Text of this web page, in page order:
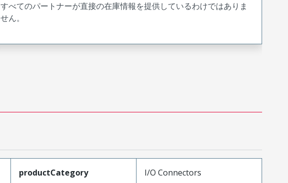
すべてのパートナーが直接の在庫情報を提供しているわけではありま
せん。
productCategory I/O Connectors